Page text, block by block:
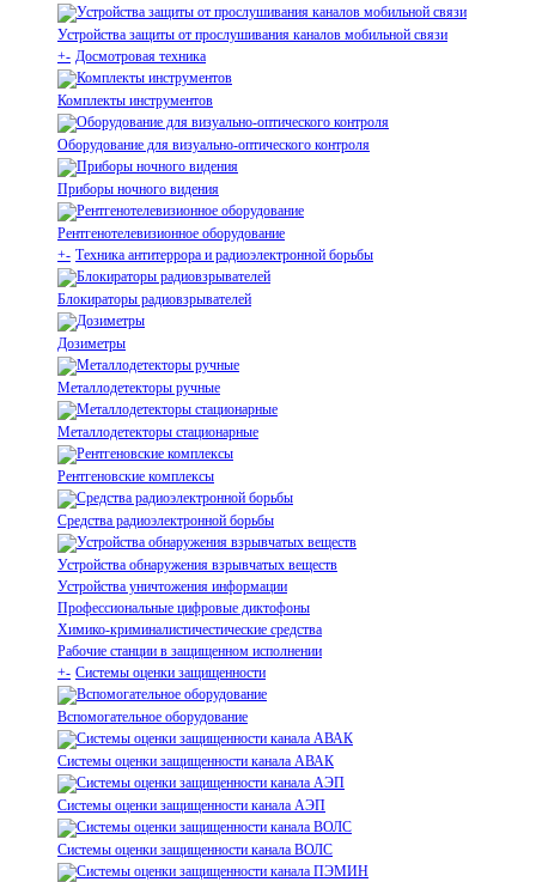
Устройства защиты от прослушивания каналов мобильной связи
+- Досмотровая техника
Комплекты инструментов
Оборудование для визуально-оптического контроля
Приборы ночного видения
Рентгенотелевизионное оборудование
+- Техника антитеррора и радиоэлектронной борьбы
Блокираторы радиовзрывателей
Дозиметры
Металлодетекторы ручные
Металлодетекторы стационарные
Рентгеновские комплексы
Средства радиоэлектронной борьбы
Устройства обнаружения взрывчатых веществ
Устройства уничтожения информации
Профессиональные цифровые диктофоны
Химико-криминалистичестические средства
Рабочие станции в защищенном исполнении
+- Системы оценки защищенности
Вспомогательное оборудование
Системы оценки защищенности канала АВАК
Системы оценки защищенности канала АЭП
Системы оценки защищенности канала ВОЛС